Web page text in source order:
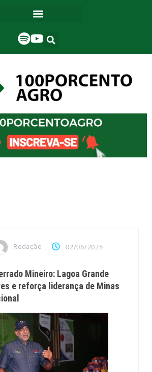
Redação 02/06/2025
Mineiro: Lagoa Grande
e reforça liderança de Minas